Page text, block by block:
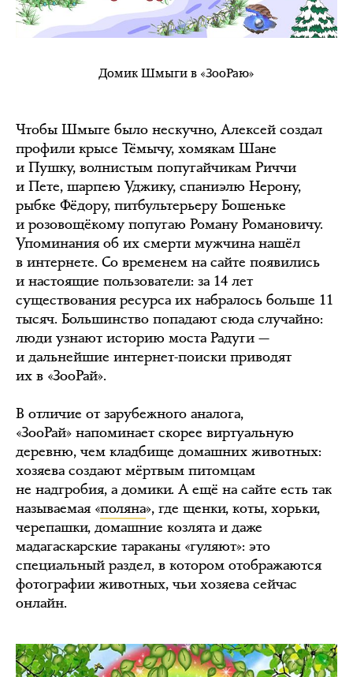
Домик Шмыги в «ЗооРаю»
Чтобы Шмыге было нескучно, Алексей создал
профили крысе Тёмычу, хомякам Шане
и Пушку, волнистым попугайчикам Риччи
и Пете, шарпею Уджику, спаниэлю Нерону,
рыбке Фёдору, питбультерьеру Бошеньке
и розовощёкому попугаю Роману Романовичу.
Упоминания об их смерти мужчина нашёл
в интернете. Со временем на сайте появились
и настоящие пользователи: за 14 лет
существования ресурса их набралось больше 11
тысяч. Большинство попадают сюда случайно:
люди узнают историю моста Радуги —
и дальнейшие интернет-поиски приводят
их в «ЗооРай».
В отличие от зарубежного аналога,
«ЗооРай» напоминает скорее виртуальную
деревню, чем кладбище домашних животных:
хозяева создают мёртвым питомцам
не надгробия, а домики. А ещё на сайте есть так
называемая «поляна», где щенки, коты, хорьки,
черепашки, домашние козлята и даже
мадагаскарские тараканы «гуляют»: это
специальный раздел, в котором отображаются
фотографии животных, чьи хозяева сейчас
онлайн.